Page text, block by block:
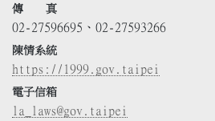
傳 真
02-27596695、02-27593266
陳情系統
https://1999.gov.taipei
電子信箱
la_laws@gov.taipei